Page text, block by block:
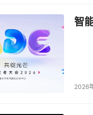
。2020年华清远见先后
力职业教育品牌”、“
名单”、“高精尖产业技
推动校企双方产学合作。
智
2026